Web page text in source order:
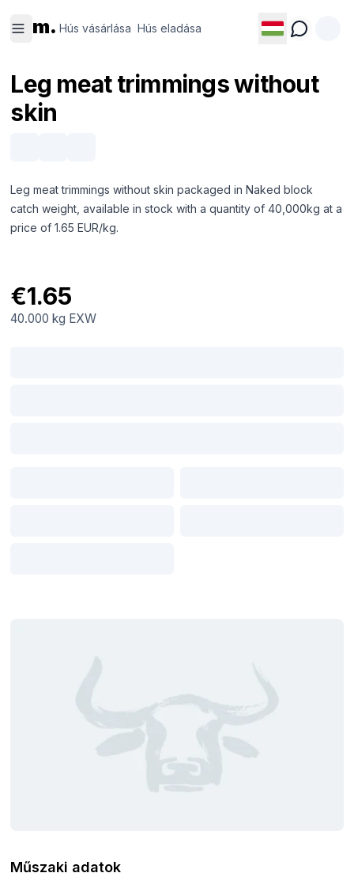
m. Hús vásárlása Hús eladása
vásárlása eladása
Leg meat trimmings without
skin
Leg meat trimmings without skin packaged in Naked block
catch weight, available in stock with a quantity of 40,000kg at a
price of 1.65 EUR/kg.
€1.65
40.000 kg EXW
Műszaki adatok